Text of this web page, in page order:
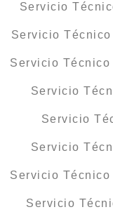
Servicio
Servicio
Servicio
Servicio
Servicio
Servicio
Servicio
Servicio